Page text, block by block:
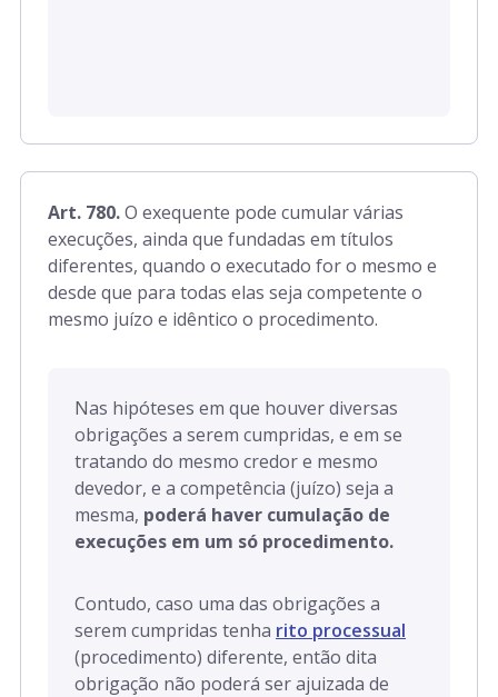
Art. 780.O exequente pode cumular várias
execuções, ainda que fundadas em títulos
diferentes, quando o executado for o mesmo e
desde que para todas elas seja competente o
mesmo juízo e idêntico o procedimento.
Nas hipóteses em que houver diversas
obrigações a serem cumpridas, e em se
tratando do mesmo credor e mesmo
devedor, e a competência (juízo) seja a
mesma, poderá haver cumulação de
execuções em um só procedimento.
Contudo, caso uma das obrigações a
serem cumpridas tenha rito processual
(procedimento) diferente, então dita
obrigação não poderá ser ajuizada de